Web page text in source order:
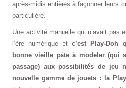
après-midis entières à façonner leurs
particulière.
Une activité manuelle qui n’avait pas
l’ère numérique et c’est Play-Doh
bonne vieille pâte à modeler (qui
passage) aux possibilités de jeu
nouvelle gamme de jouets : la